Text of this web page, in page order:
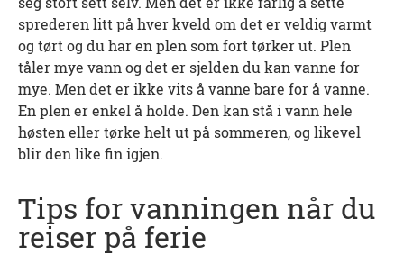
sprederen litt på hver kveld om det er veldig varmt
og tørt og du har en plen som fort tørker ut. Plen
tåler mye vann og det er sjelden du kan vanne for
mye. Men det er ikke vits å vanne bare for å vanne.
En plen er enkel å holde. Den kan stå i vann hele
høsten eller tørke helt ut på sommeren, og likevel
blir den like fin igjen.
Tips for vanningen når du
reiser på ferie